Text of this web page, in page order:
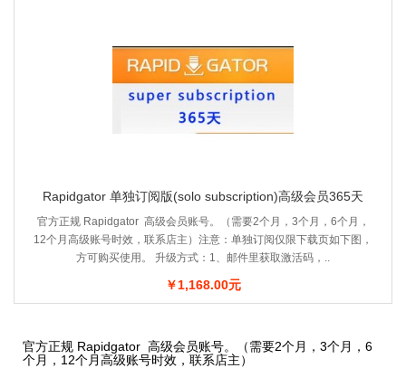
Rapidgator 单独订阅版(solo subscription)高级会员365天
官方正规 Rapidgator 高级会员账号。（需要2个月，3个月，6个月，
12个月高级账号时效，联系店主）注意：单独订阅仅限下载页如下图，
方可购买使用。 升级方式：1、邮件里获取激活码，..
￥1,168.00元
官方正规 Rapidgator 高级会员账号。（需要2个月，3个月，6
个月，12个月高级账号时效，联系店主）